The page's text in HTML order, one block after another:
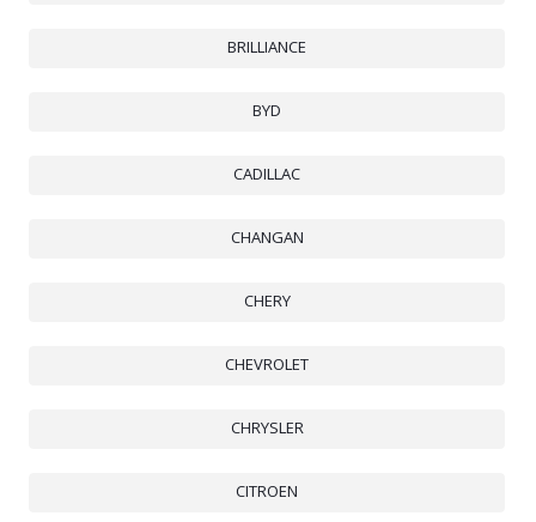
BRILLIANCE
BYD
CADILLAC
CHANGAN
CHERY
CHEVROLET
CHRYSLER
CITROEN